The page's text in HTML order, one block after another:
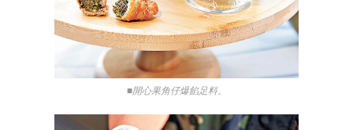
■開心果角仔爆餡足料。